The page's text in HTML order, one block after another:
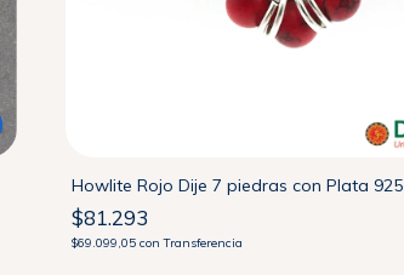
Howlite Rojo Dije 7 piedras con Plata 925
$81.293
$69.099,05 con Transferencia